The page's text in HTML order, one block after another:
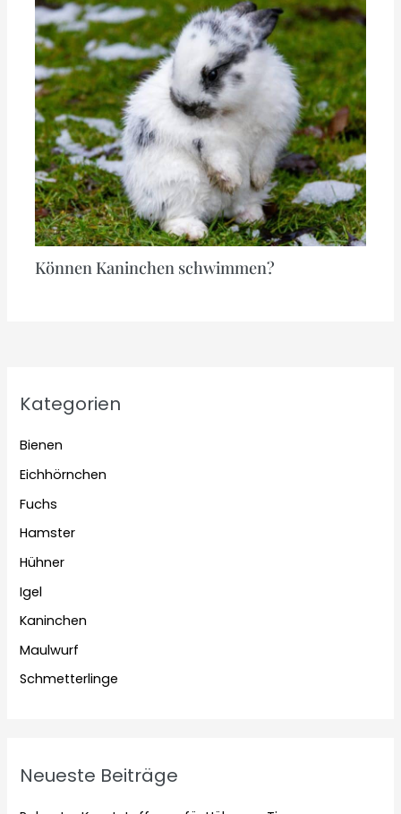
Können Kaninchen schwimmen?
Kategorien
Bienen
Eichhörnchen
Fuchs
Hamster
Hühner
Igel
Kaninchen
Maulwurf
Schmetterlinge
Neueste Beiträge